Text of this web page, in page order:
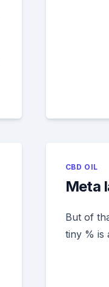
CBD OIL
Meta
But of
tiny % is